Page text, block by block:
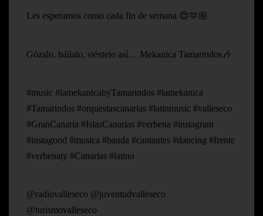
Les esperamos como cada fin de semana 😍🫶🏼
Gózalo, báilalo, siéntelo así… Mekanica Tamarindos🎶
#music #lamekanicabyTamarindos #lamekanica
#Tamarindos #orquestascanarias #latinmusic #valleseco
#GranCanaria #IslasCanarias #verbena #instagram
#instagood #musica #banda #cantantes #dancing #frente
#verbenaty #Canarias #latino
@radiovalleseco @juventudvalleseco
@turismovalleseco